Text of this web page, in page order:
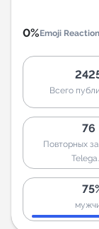
0%Emoji
Всего
76
Повторных